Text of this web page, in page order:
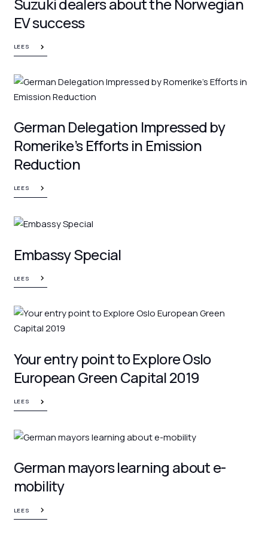
EV success
LEES
German Delegation Impressed by
Romerike’s Efforts in Emission
Reduction
LEES
Embassy Special
LEES
Your entry point to Explore Oslo
European Green Capital 2019
LEES
German mayors learning about e-
mobility
LEES